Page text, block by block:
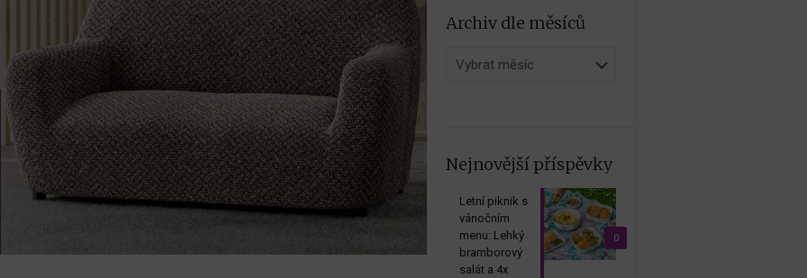
Archiv dle měsíců
Archiv
Nejnovější příspěvky
0
Letní piknik s
vánočním
menu: Lehký
bramborový
salát a 4x